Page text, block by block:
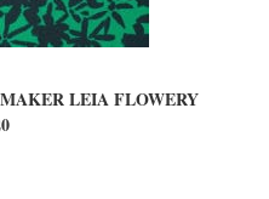
LEIA FLOWERY